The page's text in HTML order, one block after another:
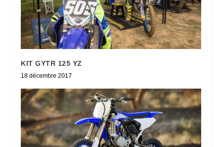
KIT GYTR 125 YZ
18 décembre 2017